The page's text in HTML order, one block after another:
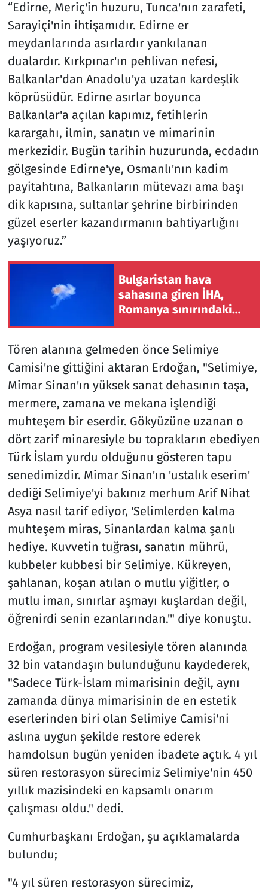
“Edirne, Meriç'in huzuru, Tunca'nın zarafeti,
Sarayiçi'nin ihtişamıdır. Edirne er
meydanlarında asırlardır yankılanan
dualardır. Kırkpınar'ın pehlivan nefesi,
Balkanlar'dan Anadolu'ya uzatan kardeşlik
köprüsüdür. Edirne asırlar boyunca
Balkanlar'a açılan kapımız, fetihlerin
karargahı, ilmin, sanatın ve mimarinin
merkezidir. Bugün tarihin huzurunda, ecdadın
gölgesinde Edirne'ye, Osmanlı'nın kadim
payitahtına, Balkanların mütevazı ama başı
dik kapısına, sultanlar şehrine birbirinden
güzel eserler kazandırmanın bahtiyarlığını
yaşıyoruz.”
Bulgaristan hava
sahasına giren İHA,
Romanya sınırındaki
Tören alanına gelmeden önce Selimiye
Camisi'ne gittiğini aktaran Erdoğan, "Selimiye,
Mimar Sinan'ın yüksek sanat dehasının taşa,
mermere, zamana ve mekana işlendiği
muhteşem bir eserdir. Gökyüzüne uzanan o
dört zarif minaresiyle bu toprakların ebediyen
Türk İslam yurdu olduğunu gösteren tapu
senedimizdir. Mimar Sinan'ın 'ustalık eserim'
dediği Selimiye'yi bakınız merhum Arif Nihat
Asya nasıl tarif ediyor, 'Selimlerden kalma
muhteşem miras, Sinanlardan kalma şanlı
hediye. Kuvvetin tuğrası, sanatın mührü,
kubbeler kubbesi bir Selimiye. Kükreyen,
şahlanan, koşan atılan o mutlu yiğitler, o
mutlu iman, sınırlar aşmayı kuşlardan değil,
öğrenirdi senin ezanlarından.'" diye konuştu.
Erdoğan, program vesilesiyle tören alanında
32 bin vatandaşın bulunduğunu kaydederek,
"Sadece Türk-İslam mimarisinin değil, aynı
zamanda dünya mimarisinin de en estetik
eserlerinden biri olan Selimiye Camisi'ni
aslına uygun şekilde restore ederek
hamdolsun bugün yeniden ibadete açtık. 4 yıl
süren restorasyon sürecimiz Selimiye'nin 450
yıllık mazisindeki en kapsamlı onarım
çalışması oldu." dedi.
Cumhurbaşkanı Erdoğan, şu açıklamalarda
bulundu;
"4 yıl süren restorasyon sürecimiz,